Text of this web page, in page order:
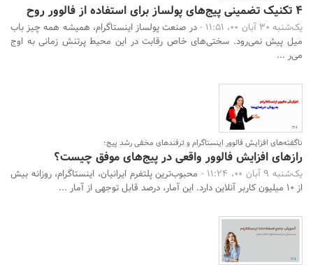
4 تکنیک تضمینی پیج‌های پولساز برای استفاده از فالوور روح
یک‌شنبه 30 آبان 00، 11:51 -
در صنعت پولساز اینستاگرام، همیشه همه چیز باب
میل پیش نمی‌رود. سختی‌های خاص رقابت در این محیط پرتنش زمانی به اوج
می‌ر ...
ناگفته‌های افزایش فالوور اینستاگرام و ترفندهای مخفی رشد پیج؛
رازهای افزایش فالوور واقعی در پیج‌های موفق چیست؟
یک‌شنبه 9 آبان 00، 11:24 -
محبوب‌ترین پلتفرم ایرانیان، اینستاگرام، روزانه بیش
از 10 میلیون کاربر آنلاین دارد. این آمار، درصد قابل توجهی از آمار ...